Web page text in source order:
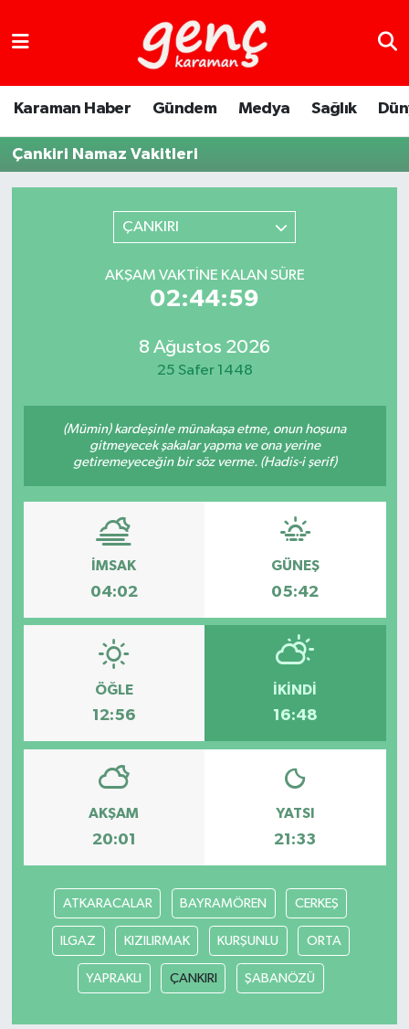
Karaman Haber Gündem Medya Sağlık
Çankiri Namaz Vakitleri
ÇANKIRI
AKŞAM VAKTINE KALAN SÜRE
02:44:59
8 Ağustos 2026
25 Safer 1448
(Mümin) kardeşinle münakaşa etme, onun hoşuna
gitmeyecek şakalar yapma ve ona yerine
getiremeyeceğin bir söz verme. (Hadis-i şerif)
İMSAK
04:02
GÜNEŞ
05:42
ÖĞLE
12:56
İKINDI
16:48
AKŞAM
20:01
YATSI
21:33
ATKARACALAR BAYRAMÖREN CERKEŞ
ILGAZ KIZILIRMAK KURŞUNLU ORTA
YAPRAKLI ÇANKIRI ŞABANÖZÜ